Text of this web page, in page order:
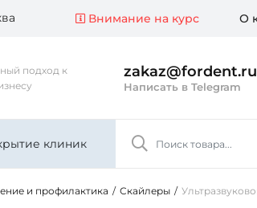
Внимание на курс О
подход к
zakaz@fordent.ru
Написать в Telegram
клиник
и профилактика / Скайлеры /